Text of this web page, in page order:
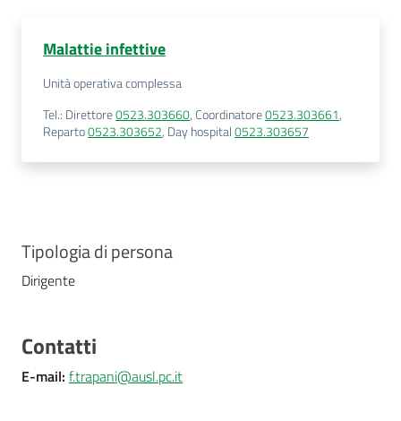
Malattie infettive
Unità operativa complessa
Tel.: Direttore0523.303660, Coordinatore0523.303661,
Reparto0523.303652, Day hospital0523.303657
Tipologia di persona
Dirigente
Contatti
E-mail: f.trapani@ausl.pc.it